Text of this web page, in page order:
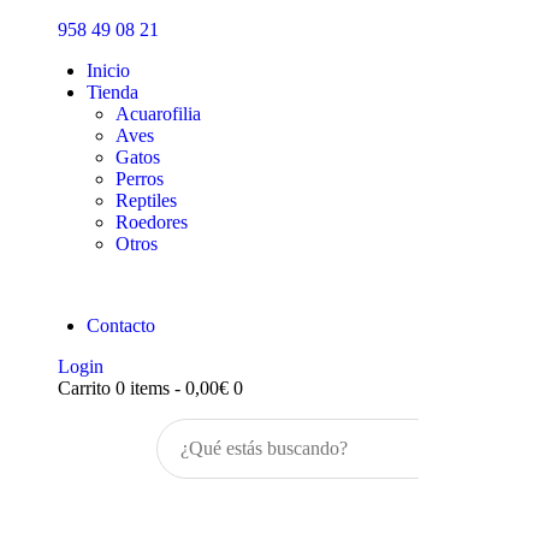
958 49 08 21
Inicio
Tienda
Acuarofilia
Aves
Gatos
Perros
Reptiles
Roedores
Otros
Contacto
Login
Carrito 0 items - 0,00€ 0
Inicio